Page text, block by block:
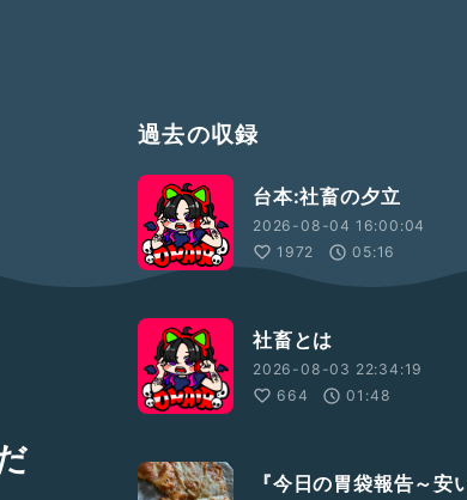
過去の収録
台本:社畜の夕立
2026-08-04 16:00:04
1972
05:16
社畜とは
2026-08-03 22:34:19
664
01:48
『今日の胃袋報告～安